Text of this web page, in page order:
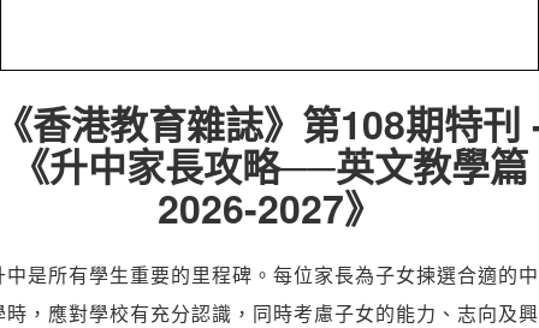
香港教育雜誌》第108期特刊
《升中家長攻略──英文教學篇
2026-2027》
中是所有學生重要的里程碑。每位家長為子女揀選合適的中
時，應對學校有充分認識，同時考慮子女的能力、志向及興